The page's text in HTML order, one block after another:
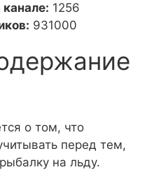
канале: 1256
931000
о том, что
перед тем,
на льду.